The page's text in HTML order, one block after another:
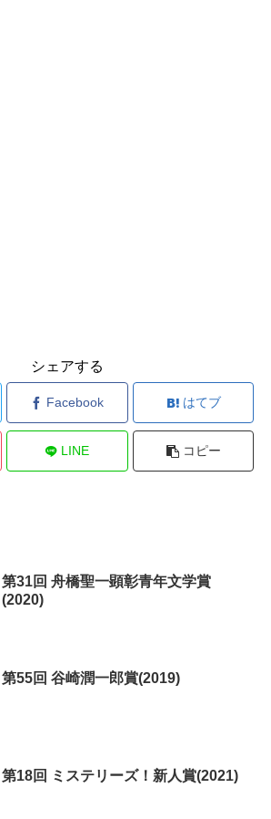
シェアする
Facebook はてブ
LINE コピー
第31回 舟橋聖一顕彰青年文学賞
(2020)
第55回 谷崎潤一郎賞(2019)
第18回 ミステリーズ！新人賞(2021)